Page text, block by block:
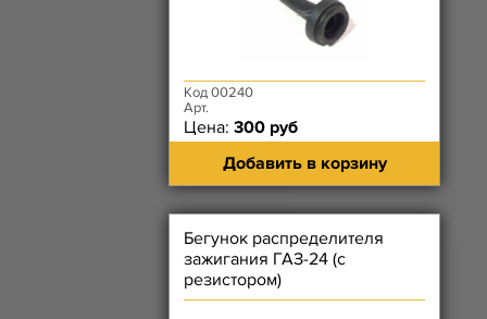
Код 00240
Арт.
Цена: 300 руб
Добавить в корзину
Бегунок распределителя
зажигания ГАЗ-24 (с
резистором)